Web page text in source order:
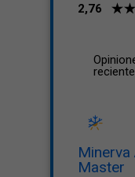
2,76
Minerva
Master